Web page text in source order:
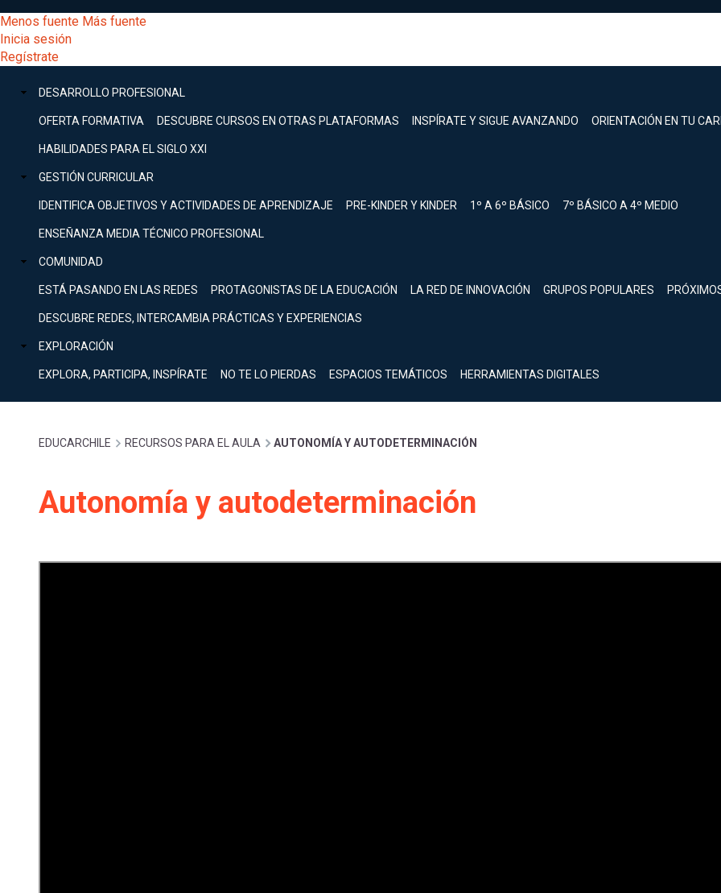
al
contenido
principal
[Educarchile
Escritorio]
Menú
entrar
mi
cuenta
Menos fuente Más fuente
Inicia sesión
Regístrate
Menú
principal
DESARROLLO PROFESIONAL
OFERTA FORMATIVA DESCUBRE CURSOS EN OTRAS PLATAFORMAS INSPÍRATE Y SIGUE AVANZANDO ORIENTACIÓN EN TU
HABILIDADES PARA EL SIGLO XXI
GESTIÓN CURRICULAR
IDENTIFICA OBJETIVOS Y ACTIVIDADES DE APRENDIZAJE PRE-KINDER Y KINDER 1º A 6º BÁSICO 7º BÁSICO A 4º MEDIO
ENSEÑANZA MEDIA TÉCNICO PROFESIONAL
COMUNIDAD
ESTÁ PASANDO EN LAS REDES PROTAGONISTAS DE LA EDUCACIÓN LA RED DE INNOVACIÓN GRUPOS POPULARES
DESCUBRE REDES, INTERCAMBIA PRÁCTICAS Y EXPERIENCIAS
EXPLORACIÓN
EXPLORA, PARTICIPA, INSPÍRATE NO TE LO PIERDAS ESPACIOS TEMÁTICOS HERRAMIENTAS DIGITALES
Buscar
Menú
principal
DESARROLLO
Expand
GESTIÓN
Expand
COMUNIDAD
Expand
EXPLORACIÓN
[Educarchile
Mobile]
Menú
mi
Inicia
Sobrescribir
enlaces
de
EDUCARCHILE RECURSOS PARA EL AULA AUTONOMÍA Y AUTODETERMINACIÓN
Autonomía y autodeterminación
Inicia sesión.